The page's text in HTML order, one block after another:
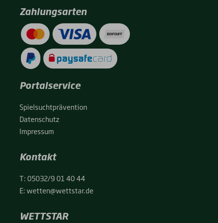
Zahlungsarten
Portalservice
Spiel­sucht­prä­ven­ti­on
Daten­schutz
Impres­sum
Kontakt
T:05032/9 01 40 44
E:wetten@wettstar.de
WETTSTAR